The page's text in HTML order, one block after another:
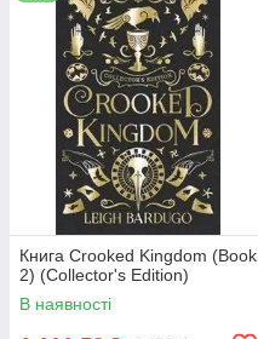
Книга Crooked Kingdom (Book
2) (Collector's Edition)
В наявності